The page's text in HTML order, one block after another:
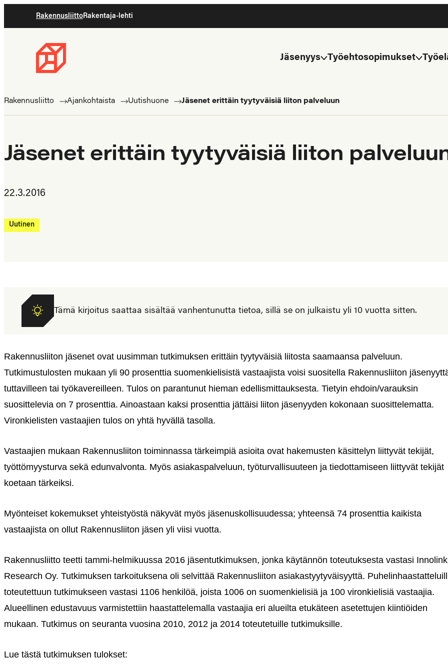
suoraan
RakennusliittoRakentaja-lehti
Rakennusliitto
ammattilaisten
Jäsenyys Työehtosopimukset
Rakennusliitto Ajankohtaista Uutishuone Jäsenet erittäin tyytyväisiä liiton palveluun
Jäsenet erittäin tyytyväisiä liiton
22.3.2016
Uutinen
Tämä kirjoitus saattaa sisältää vanhentunutta tietoa, sillä se on julkaistu yli 10 vuotta sitten.
Rakennusliiton jäsenet ovat uusimman tutkimuksen erittäin tyytyväisiä liitosta saamaansa palveluun.
Tutkimustulosten mukaan yli 90 prosenttia suomenkielisistä vastaajista voisi suositella Rakennusliiton
tuttavilleen tai työkavereilleen. Tulos on parantunut hieman edellismittauksesta. Tietyin ehdoin/varauksin
suosittelevia on 7 prosenttia. Ainoastaan kaksi prosenttia jättäisi liiton jäsenyyden kokonaan suosittelematta.
Vironkielisten vastaajien tulos on yhtä hyvällä tasolla.
Vastaajien mukaan Rakennusliiton toiminnassa tärkeimpiä asioita ovat hakemusten käsittelyn liittyvät tekijät,
työttömyysturva sekä edunvalvonta. Myös asiakaspalveluun, työturvallisuuteen ja tiedottamiseen liittyvät tekijät
koetaan tärkeiksi.
Myönteiset kokemukset yhteistyöstä näkyvät myös jäsenuskollisuudessa; yhteensä 74 prosenttia kaikista
vastaajista on ollut Rakennusliiton jäsen yli viisi vuotta.
Rakennusliitto teetti tammi-helmikuussa 2016 jäsentutkimuksen, jonka käytännön toteutuksesta vastasi Innolink
Research Oy. Tutkimuksen tarkoituksena oli selvittää Rakennusliiton asiakastyytyväisyyttä.
toteutettuun tutkimukseen vastasi 1106 henkilöä, joista 1006 on suomenkielisiä ja 100 vironkielisiä vastaajia.
Alueellinen edustavuus varmistettiin haastattelemalla vastaajia eri alueilta etukäteen asetettujen kiintiöiden
mukaan. Tutkimus on seuranta vuosina 2010, 2012 ja 2014 toteutetuille tutkimuksille.
Lue tästä tutkimuksen tulokset: